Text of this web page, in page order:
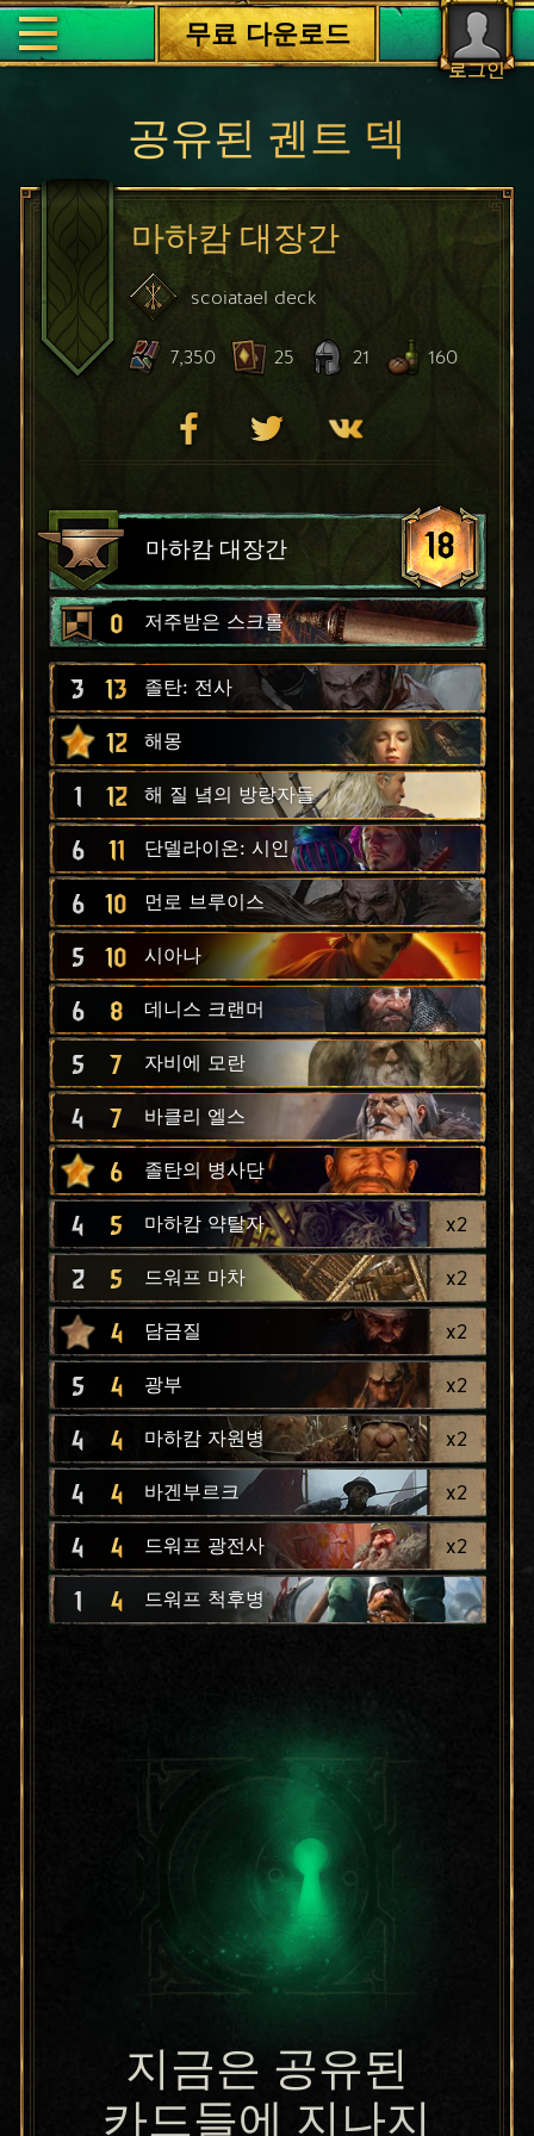
로그인
무료 다운로드
공유된 궨트 덱
마하캄 대장간
scoiatael deck
7,350 25 21 160
마하캄 대장간 18
0 저주받은 스크롤
3 13 졸탄: 전사
12 해몽
1 12 해 질 녘의 방랑자들
6 11 단델라이온: 시인
6 10 먼로 브루이스
5 10 시아나
6 8 데니스 크랜머
5 7 자비에 모란
4 7 바클리 엘스
6 졸탄의 병사단
4 5 마하캄 약탈자 x2
2 5 드워프 마차 x2
4 담금질 x2
5 4 광부 x2
4 4 마하캄 자원병 x2
4 4 바겐부르크 x2
4 4 드워프 광전사 x2
1 4 드워프 척후병
지금은 공유된
카드들에 지나지